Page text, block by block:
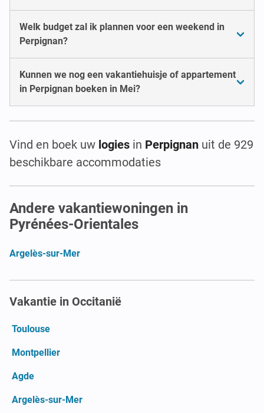
Welk budget zal ik plannen voor een weekend in
Perpignan?
Kunnen we nog een vakantiehuisje of appartement
in Perpignan boeken in Mei?
Vind en boek uw logies in Perpignan uit de 929
beschikbare accommodaties
Andere vakantiewoningen in
Pyrénées-Orientales
Argelès-sur-Mer
Vakantie in Occitanië
Toulouse
Montpellier
Agde
Argelès-sur-Mer